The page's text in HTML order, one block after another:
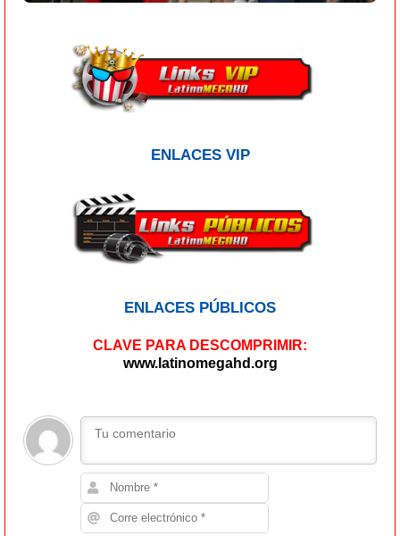
ENLACES VIP
ENLACES PÚBLICOS
CLAVE PARA DESCOMPRIMIR:
www.latinomegahd.org